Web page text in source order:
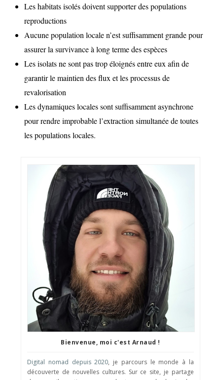
Les habitats isolés doivent supporter des populations
reproductions
Aucune population locale n’est suffisamment grande pour
assurer la survivance à long terme des espèces
Les isolats ne sont pas trop éloignés entre eux afin de
garantir le maintien des flux et les processus de
revalorisation
Les dynamiques locales sont suffisamment asynchrone
pour rendre improbable l’extraction simultanée de toutes
les populations locales.
Bienvenue, moi c'est Arnaud !
Digital nomad depuis 2020, je parcours le monde à la
découverte de nouvelles cultures. Sur ce site, je partage